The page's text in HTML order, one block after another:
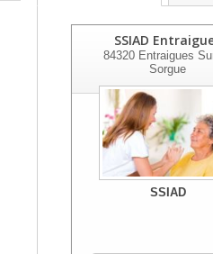
SSIAD
84320 Entraigues
Sorgue
SSIAD